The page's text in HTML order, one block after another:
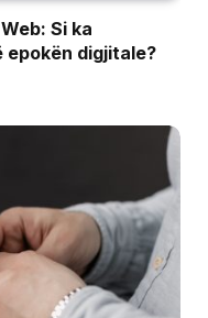
Si ka
epokën digjitale?